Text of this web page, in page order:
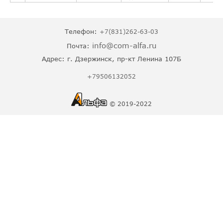
Телефон: +7(831)262-63-03
Почта: info@com-alfa.ru
Адрес: г. Дзержинск, пр-кт Ленина 107Б
+79506132052
© 2019-2022